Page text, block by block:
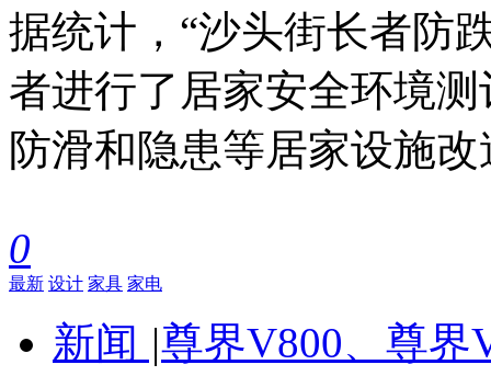
据统计，“沙头街长者防
者进行了居家安全环境
防滑和隐患等居家设施改
0
最新 设计 家具 家电
新闻 |尊界V800、尊界